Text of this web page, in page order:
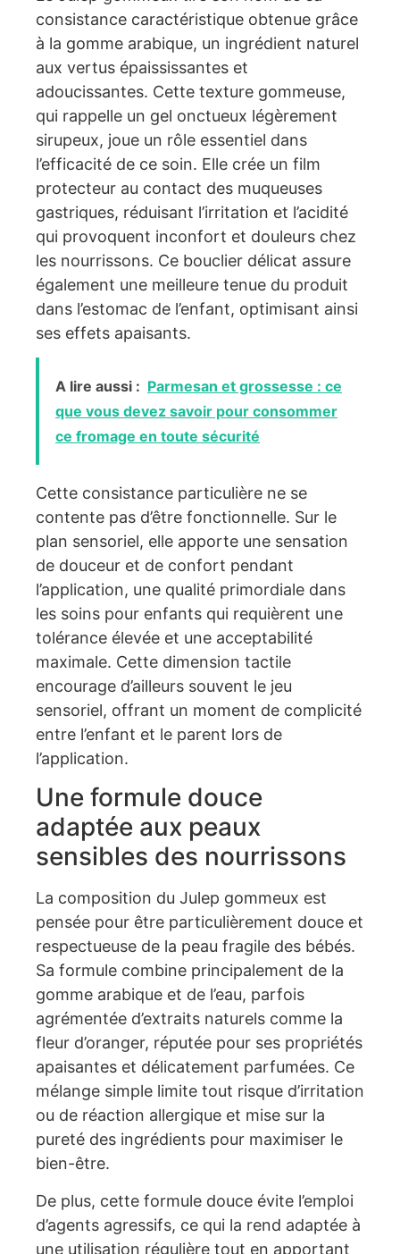
consistance caractéristique obtenue grâce
à la gomme arabique, un ingrédient naturel
aux vertus épaississantes et
adoucissantes. Cette texture gommeuse,
qui rappelle un gel onctueux légèrement
sirupeux, joue un rôle essentiel dans
l’efficacité de ce soin. Elle crée un film
protecteur au contact des muqueuses
gastriques, réduisant l’irritation et l’acidité
qui provoquent inconfort et douleurs chez
les nourrissons. Ce bouclier délicat assure
également une meilleure tenue du produit
dans l’estomac de l’enfant, optimisant ainsi
ses effets apaisants.
A lire aussi : Parmesan et grossesse : ce
que vous devez savoir pour consommer
ce fromage en toute sécurité
Cette consistance particulière ne se
contente pas d’être fonctionnelle. Sur le
plan sensoriel, elle apporte une sensation
de douceur et de confort pendant
l’application, une qualité primordiale dans
les soins pour enfants qui requièrent une
tolérance élevée et une acceptabilité
maximale. Cette dimension tactile
encourage d’ailleurs souvent le jeu
sensoriel, offrant un moment de complicité
entre l’enfant et le parent lors de
l’application.
Une formule douce
adaptée aux peaux
sensibles des nourrissons
La composition du Julep gommeux est
pensée pour être particulièrement douce et
respectueuse de la peau fragile des bébés.
Sa formule combine principalement de la
gomme arabique et de l’eau, parfois
agrémentée d’extraits naturels comme la
fleur d’oranger, réputée pour ses propriétés
apaisantes et délicatement parfumées. Ce
mélange simple limite tout risque d’irritation
ou de réaction allergique et mise sur la
pureté des ingrédients pour maximiser le
bien-être.
De plus, cette formule douce évite l’emploi
d’agents agressifs, ce qui la rend adaptée à
une utilisation régulière tout en apportant